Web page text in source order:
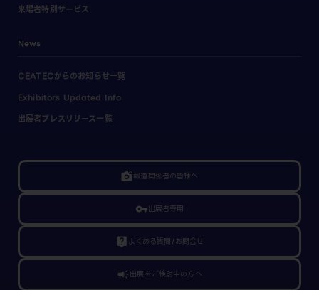
来場者特別サービス
News
CEATECからのお知らせ一覧
Exhibitors Updated Info
出展者プレスリリース一覧
linked_camera報道関係者の皆様へ
vpn_key出展者専用
live_help よくある質問/お問合せ
campaign出展をご検討中の方へ